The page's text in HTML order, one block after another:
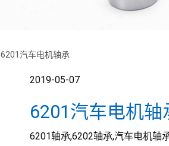
6201汽车电机轴承
2019-05-07
6201汽车电机轴
6201轴承,6202轴承,汽车电机轴